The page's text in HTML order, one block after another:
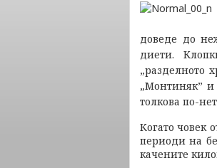
доведе до
диети.
„разделното
„Монтиняк”
толкова по-
Когато човек
периоди на
качените